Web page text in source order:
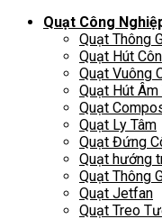
Quạt Công
Quạt Thông
Quạt Hút
Quạt Vuông
Quạt Hút Âm
Quạt
Quạt Ly Tâm
Quạt Đứng
Quạt hướng
Quạt Thông
Quạt Jetfan
Quạt Treo